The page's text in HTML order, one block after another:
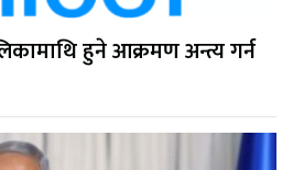
हुने आक्रमण अन्त्य गर्न